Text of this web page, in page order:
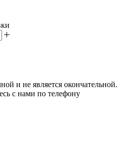
и не является окончательной.
с нами по телефону